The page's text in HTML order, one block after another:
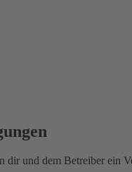
und dem Betreiber ein